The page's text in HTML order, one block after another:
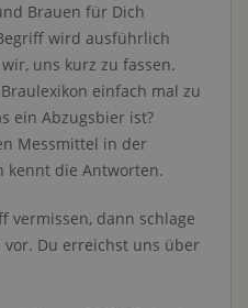
Brauen für Dich
wird ausführlich
uns kurz zu fassen.
einfach mal zu
ein Abzugsbier ist?
Messmittel in der
kennt die Antworten.
vermissen, dann schlage
Du erreichst uns über